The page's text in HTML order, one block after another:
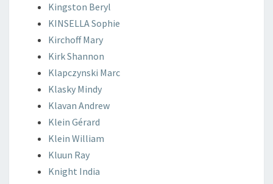
Kingston Beryl
KINSELLASophie
KirchoffMary
KirkShannon
Klapczynski Marc
Klasky Mindy
Klavan Andrew
Klein Gérard
Klein William
Kluun Ray
Knight India